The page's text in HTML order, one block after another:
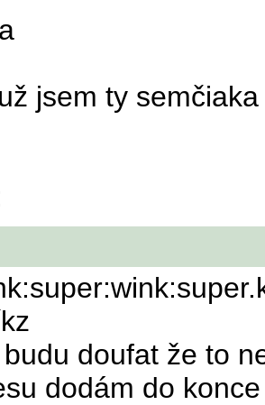
jsem ty
doufat že to
dodám do